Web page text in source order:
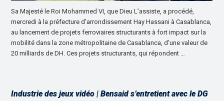
Sa Majesté le Roi Mohammed VI, que Dieu L’assiste, a procédé,
mercredi à la préfecture d’arrondissement Hay Hassani à Casablanca,
au lancement de projets ferroviaires structurants à fort impact sur la
mobilité dans la zone métropolitaine de Casablanca, d’une valeur de
20 milliards de DH. Ces projets structurants, qui répondent …
Industrie des jeux vidéo | Bensaid s’entretient avec le DG